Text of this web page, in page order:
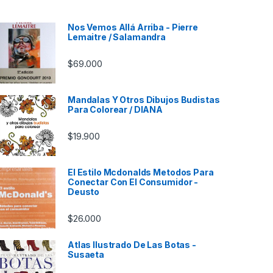
Nos Vemos Allá Arriba - Pierre
Lemaitre / Salamandra
$69.000
Mandalas Y Otros Dibujos Budistas
Para Colorear / DIANA
$19.900
El Estilo Mcdonalds Metodos Para
Conectar Con El Consumidor -
Deusto
$26.000
Atlas Ilustrado De Las Botas -
Susaeta